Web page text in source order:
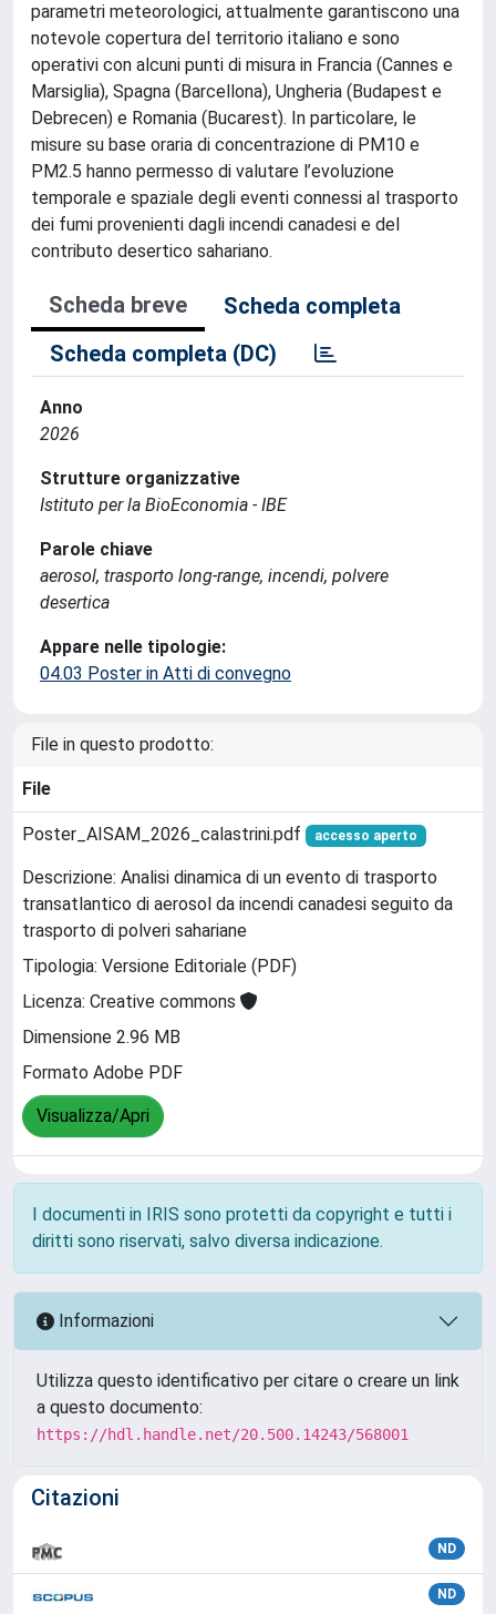
parametri meteorologici, attualmente garantiscono una
notevole copertura del territorio italiano e sono
operativi con alcuni punti di misura in Francia (Cannes e
Marsiglia), Spagna (Barcellona), Ungheria (Budapest e
Debrecen) e Romania (Bucarest). In particolare, le
misure su base oraria di concentrazione di PM10 e
PM2.5 hanno permesso di valutare l’evoluzione
temporale e spaziale degli eventi connessi al trasporto
dei fumi provenienti dagli incendi canadesi e del
contributo desertico sahariano.
Scheda breve
Scheda completa
Scheda completa (DC)
Anno
2026
Strutture organizzative
Istituto per la BioEconomia - IBE
Parole chiave
aerosol, trasporto long-range, incendi, polvere
desertica
Appare nelle tipologie:
04.03 Poster in Atti di convegno
File in questo prodotto:
File
Poster_AISAM_2026_calastrini.pdf accesso aperto
Descrizione: Analisi dinamica di un evento di trasporto
transatlantico di aerosol da incendi canadesi seguito da
trasporto di polveri sahariane
Tipologia: Versione Editoriale (PDF)
Licenza: Creative commons
Dimensione 2.96 MB
Formato Adobe PDF
Visualizza/Apri
I documenti in IRIS sono protetti da copyright e tutti i
diritti sono riservati, salvo diversa indicazione.
Informazioni
Utilizza questo identificativo per citare o creare un link
a questo documento:
https://hdl.handle.net/20.500.14243/568001
Citazioni
ND
ND